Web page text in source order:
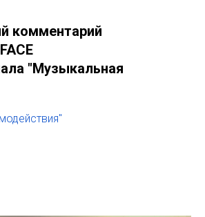
комментарий
"Музыкальная